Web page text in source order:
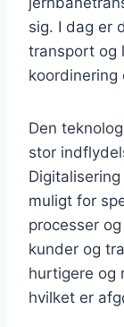
sig. I dag er
transport og
koordinering
Den
stor
muligt for
processer
kunder og
hurtigere og
hvilket er